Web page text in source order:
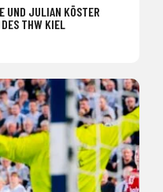
UND JULIAN KÖSTER
THW KIEL